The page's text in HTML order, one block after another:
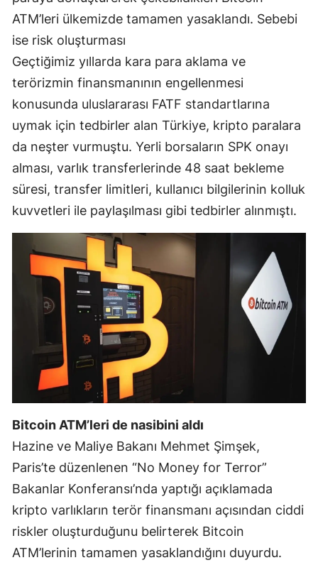
Edirne
Erzincan
Erzurum
Eskişehir
Gaziantep
Giresun
Hatay
Isparta
Kastamonu
Kayseri
Kırklareli
Kırşehir
ATM’leri ülkemizde tamamen yasaklandı. Sebebi
ise risk oluşturması
Geçtiğimiz yıllarda kara para aklama ve
terörizmin finansmanının engellenmesi
konusunda uluslararası FATF standartlarına
uymak için tedbirler alan Türkiye, kripto paralara
da neşter vurmuştu. Yerli borsaların SPK onayı
alması, varlık transferlerinde 48 saat bekleme
süresi, transfer limitleri, kullanıcı bilgilerinin kolluk
kuvvetleri ile paylaşılması gibi tedbirler alınmıştı.
Bitcoin ATM’leri de nasibini aldı
Hazine ve Maliye Bakanı Mehmet Şimşek,
Paris’te düzenlenen “No Money for Terror”
Bakanlar Konferansı’nda yaptığı açıklamada
kripto varlıkların terör finansmanı açısından ciddi
riskler oluşturduğunu belirterek Bitcoin
ATM’lerinin tamamen yasaklandığını duyurdu.